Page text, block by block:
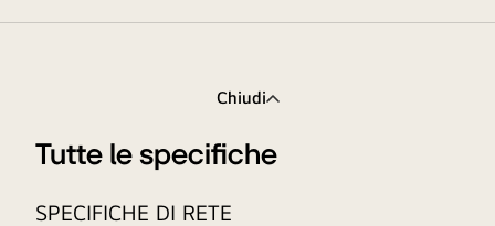
Chiudi
Tutte le specifiche
SPECIFICHE DI RETE